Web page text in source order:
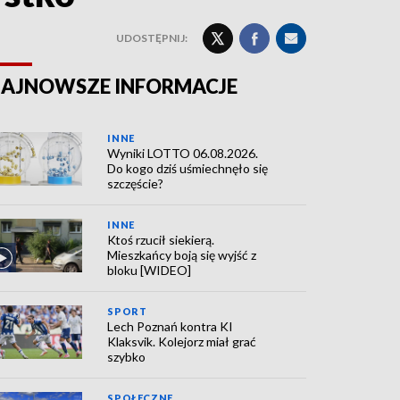
UDOSTĘPNIJ:
INFORMACJE
INNE
Wyniki LOTTO 06.08.2026.
Do kogo dziś uśmiechnęło się
szczęście?
INNE
Ktoś rzucił siekierą.
Mieszkańcy boją się wyjść z
bloku [WIDEO]
SPORT
Lech Poznań kontra KI
Klaksvik. Kolejorz miał grać
szybko